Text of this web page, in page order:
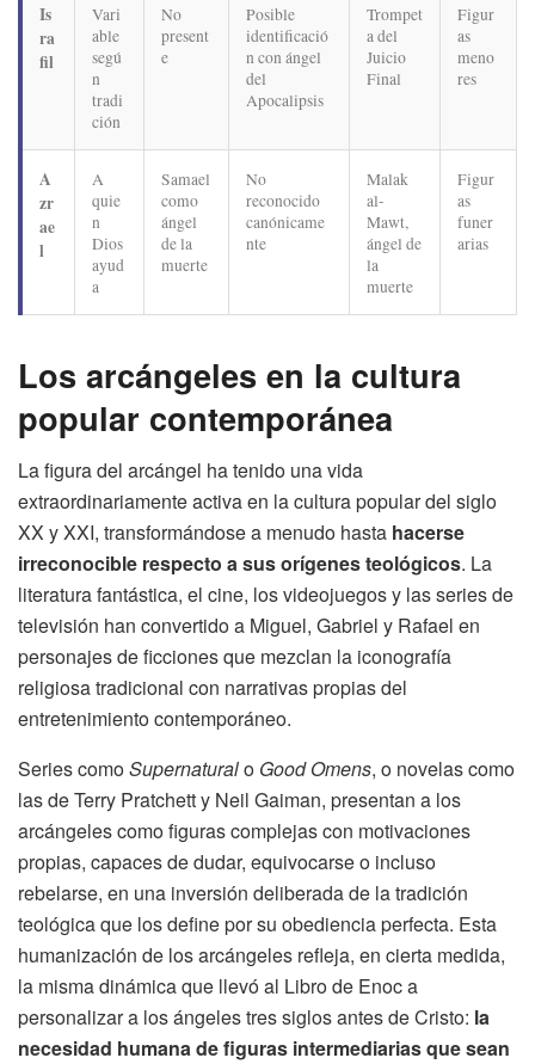
Is
ra
fil
Vari
able
segú
n
tradi
ción
No
present
e
Posible
identificació
n con ángel
del
Apocalipsis
Trompet
a del
Juicio
Final
Figur
as
meno
res
A
zr
ae
l
A
quie
n
Dios
ayud
a
Samael
como
ángel
de la
muerte
No
reconocido
canónicame
nte
Malak
al-
Mawt,
ángel de
la
muerte
Figur
as
funer
arias
Los arcángeles en la cultura
popular contemporánea
La figura del arcángel ha tenido una vida
extraordinariamente activa en la cultura popular del siglo
XX y XXI, transformándose a menudo hasta hacerse
irreconocible respecto a sus orígenes teológicos. La
literatura fantástica, el cine, los videojuegos y las series de
televisión han convertido a Miguel, Gabriel y Rafael en
personajes de ficciones que mezclan la iconografía
religiosa tradicional con narrativas propias del
entretenimiento contemporáneo.
Series comoSupernaturalo Good Omens, o novelas como
las de Terry Pratchett y Neil Gaiman, presentan a los
arcángeles como figuras complejas con motivaciones
propias, capaces de dudar, equivocarse o incluso
rebelarse, en una inversión deliberada de la tradición
teológica que los define por su obediencia perfecta. Esta
humanización de los arcángeles refleja, en cierta medida,
la misma dinámica que llevó al Libro de Enoc a
personalizar a los ángeles tres siglos antes de Cristo: la
necesidad humana de figuras intermediarias que sean